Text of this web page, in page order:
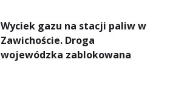
Wyciek gazu na stacji paliw w
Zawichoście. Droga
wojewódzka zablokowana